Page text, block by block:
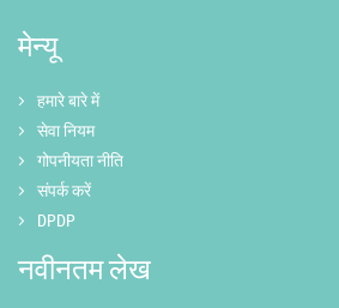
मेन्यू
हमारे बारे में
सेवा नियम
गोपनीयता नीति
संपर्क करें
DPDP
नवीनतम लेख